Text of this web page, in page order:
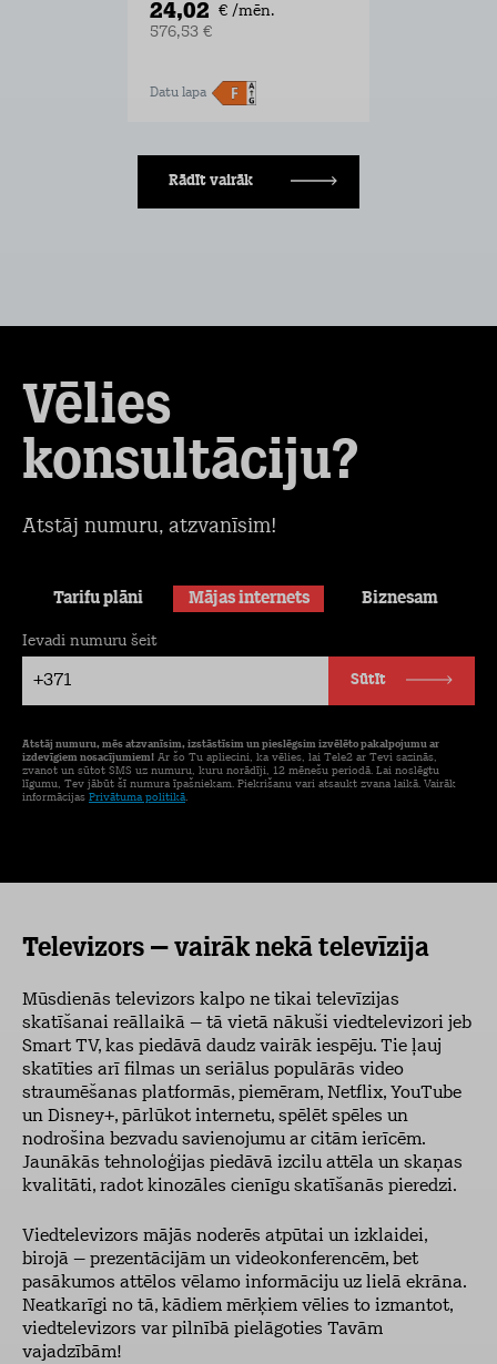
24,02 € /mēn.
576,53 €
Datu lapa
Rādīt vairāk
Vēlies
konsultāciju?
Atstāj numuru, atzvanīsim!
Tarifu plāni Mājas internets Biznesam
+371
Ievadi numuru šeit
Sūtīt
Atstāj numuru, mēs atzvanīsim, izstāstīsim un pieslēgsim izvēlēto pakalpojumu ar
izdevīgiem nosacījumiem! Ar šo Tu apliecini, ka vēlies, lai Tele2 ar Tevi sazinās,
zvanot un sūtot SMS uz numuru, kuru norādīji, 12 mēnešu periodā. Lai noslēgtu
līgumu, Tev jābūt šī numura īpašniekam. Piekrišanu vari atsaukt zvana laikā. Vairāk
informācijas Privātuma politikā.
Televizors – vairāk nekā televīzija
Mūsdienās televizors kalpo ne tikai televīzijas
skatīšanai reāllaikā – tā vietā nākuši viedtelevizori jeb
Smart TV, kas piedāvā daudz vairāk iespēju. Tie ļauj
skatīties arī filmas un seriālus populārās video
straumēšanas platformās, piemēram, Netflix, YouTube
un Disney+, pārlūkot internetu, spēlēt spēles un
nodrošina bezvadu savienojumu ar citām ierīcēm.
Jaunākās tehnoloģijas piedāvā izcilu attēla un skaņas
kvalitāti, radot kinozāles cienīgu skatīšanās pieredzi.
Viedtelevizors mājās noderēs atpūtai un izklaidei,
birojā – prezentācijām un videokonferencēm, bet
pasākumos attēlos vēlamo informāciju uz lielā ekrāna.
Neatkarīgi no tā, kādiem mērķiem vēlies to izmantot,
viedtelevizors var pilnībā pielāgoties Tavām
vajadzībām!